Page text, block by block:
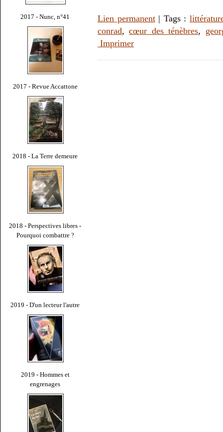
2017 - Nunc, n°41
2017 - Revue Accattone
2018 - La Terre demeure
2018 - Perspectives libres -
Pourquoi combattre ?
2019 - D'un lecteur l'autre
2019 - Hommes et
engrenages
Lien permanent| Tags :
conrad,cœur des ténèbres,
Imprimer